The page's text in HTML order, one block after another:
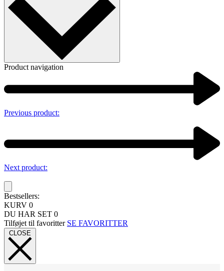
Product navigation
Previous product:
Next product:
Bestsellers:
KURV 0
DU HAR SET 0
Tilføjet til favoritter SE FAVORITTER
CLOSE